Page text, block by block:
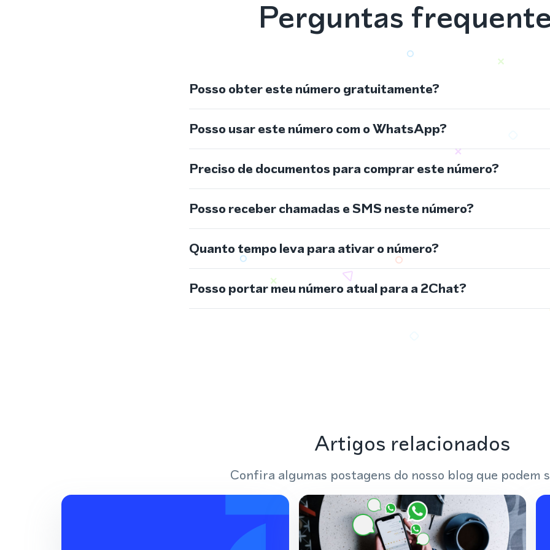
Perguntas
Posso obter este número gratuitamente?
Posso usar este número com o WhatsApp?
Preciso de documentos para comprar este número?
Posso receber chamadas e SMS neste número?
Quanto tempo leva para ativar o número?
Posso portar meu número atual para a 2Chat?
Artigos relacionados
Confira algumas postagens do nosso blog que podem